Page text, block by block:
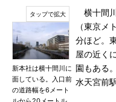
新本社は横十間川に
面している。入口前
の道路幅を6メート
横十間
（東京メ
分ほど。
屋の近く
園もある
水天宮前